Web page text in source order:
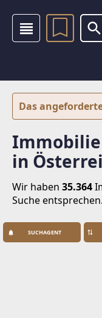
Das
Immobilie
in
Wir haben 35.364
Suche entsprechen.
SUCHAGENT